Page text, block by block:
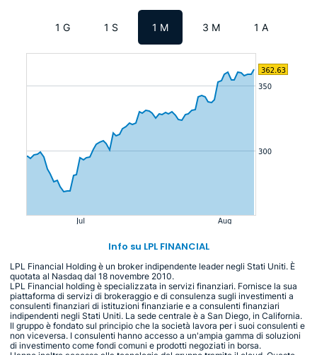
1 G 1 S 1 M 3 M 1 A
Info su LPL FINANCIAL
LPL Financial Holding è un broker indipendente leader negli Stati Uniti. È
quotata al Nasdaq dal 18 novembre 2010.
LPL Financial holding è specializzata in servizi finanziari. Fornisce la sua
piattaforma di servizi di brokeraggio e di consulenza sugli investimenti a
consulenti finanziari di istituzioni finanziarie e a consulenti finanziari
indipendenti negli Stati Uniti. La sede centrale è a San Diego, in California.
Il gruppo è fondato sul principio che la società lavora per i suoi consulenti e
non viceversa. I consulenti hanno accesso a un'ampia gamma di soluzioni
di investimento come fondi comuni e prodotti negoziati in borsa.